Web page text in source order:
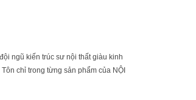
ngũ kiến trúc sư nội thất giàu kinh
chỉ trong từng sản phẩm của NỘI